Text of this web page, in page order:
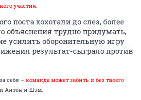
участия.
поста хохотали до слез, более
объяснения трудно придумать,
усилить оборонительную игру
результат-сыграло против
себя – команда может забить и без твоего
Антон и Шэм.